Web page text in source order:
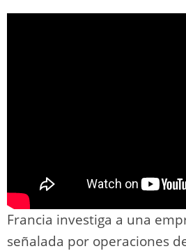
Francia investiga a una
señalada por operaciones